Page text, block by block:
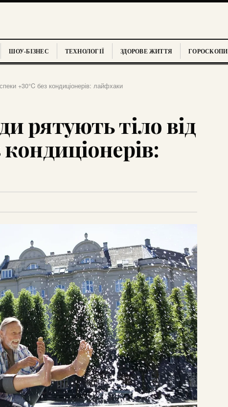
ШОУ-БІЗНЕС ТЕХНОЛОГІЇ ЗДОРОВЕ ЖИТТЯ ГОРОСКОПИ
+30°C без кондиціонерів: лайфхаки
рятують тіло від
кондиціонерів: